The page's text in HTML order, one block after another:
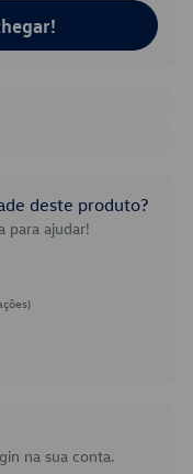
deste produto?
para ajudar!
na sua conta.